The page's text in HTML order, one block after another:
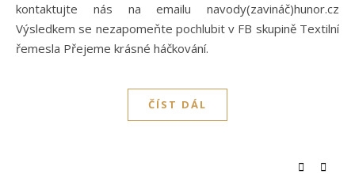
kontaktujte nás na emailu navody(zavináč)hunor.cz
Výsledkem se nezapomeňte pochlubit v FB skupině Textilní
řemesla Přejeme krásné háčkování.
ČÍST DÁL